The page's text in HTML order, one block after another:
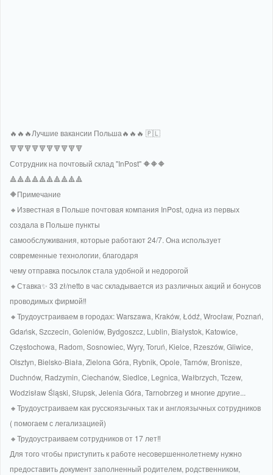
🔥🔥🔥Лучшие вакансии Польша🔥🔥🔥 🇵🇱
🔻🔻🔻🔻🔻🔻🔻🔻🔻🔻
Сотрудник на почтовый склад "InPost" 🔶🔶🔶
🔺🔺🔺🔺🔺🔺🔺🔺🔺🔺
🔶Примечание
🔸Известная в Польше почтовая компания InPost, одна из первых
создала в Польше пункты
самообслуживания, которые работают 24/7. Она использует
современные технологии, благодаря
чему отправка посылок стала удобной и недорогой
🔸Ставка✨️ 33 zł/netto в час складывается из различных акций и бонусов
проводимых фирмой‼️
🔸Трудоустраиваем в городах: Warszawa, Kraków, Łódź, Wrocław, Poznań,
Gdańsk, Szczecin, Goleniów, Bydgoszcz, Lublin, Białystok, Katowice,
Częstochowa, Radom, Sosnowiec, Wyry, Toruń, Kielce, Rzeszów, Gliwice,
Olsztyn, Bielsko-Biała, Zielona Góra, Rybnik, Opole, Tarnów, Bronisze,
Duchnów, Radzymin, Ciechanów, Siedlce, Legnica, Wałbrzych, Tczew,
Wodzisław Śląski, Słupsk, Jelenia Góra, Tarnobrzeg и многие другие...
🔸Трудоустраиваем как русскоязычных так и англоязычных сотрудников
( помогаем с легализацией)
🔸Трудоустраиваем сотрудников от 17 лет‼
️Для того чтобы приступить к работе несовершеннолетнему нужно
предоставить документ заполненный родителем, родственником,